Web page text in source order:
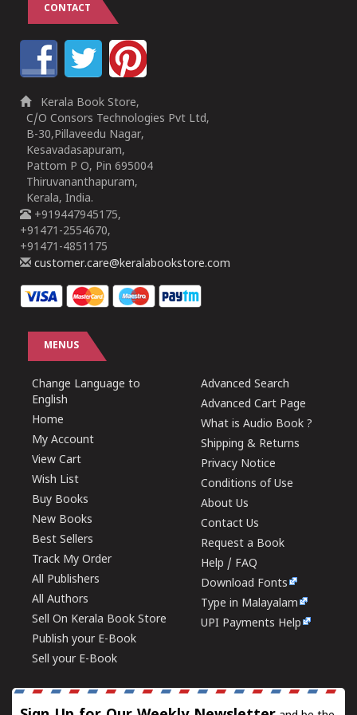
CONTACT
Kerala Book Store,
C/O Consors Technologies Pvt Ltd,
B-30,Pillaveedu Nagar,
Kesavadasapuram,
Pattom P O, Pin 695004
Thiruvananthapuram,
Kerala, India.
+919447945175,
+91471-2554670,
+91471-4851175
customer.care@keralabookstore.com
MENUS
Change Language to
English
Home
My Account
View Cart
Wish List
Buy Books
New Books
Best Sellers
Track My Order
All Publishers
All Authors
Sell On Kerala Book Store
Publish your E-Book
Sell your E-Book
Advanced Search
Advanced Cart Page
What is Audio Book ?
Shipping & Returns
Privacy Notice
Conditions of Use
About Us
Contact Us
Request a Book
Help / FAQ
Download Fonts
Type in Malayalam
UPI Payments Help